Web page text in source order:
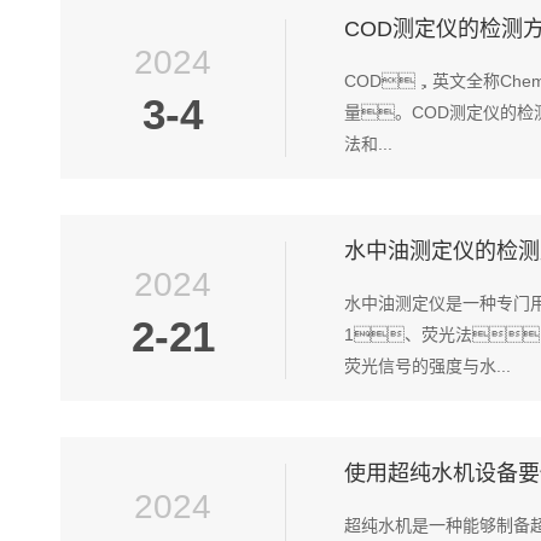
2024
3-4
COD测定仪的检
COD，英文全称
量。COD测定仪的
法和...
2024
2-21
水中油测定仪的检
水中油测定仪是一种专
1、荧光法：
荧光信号的强度与水...
2024
使用超纯水机设备
超纯水机是一种能够制